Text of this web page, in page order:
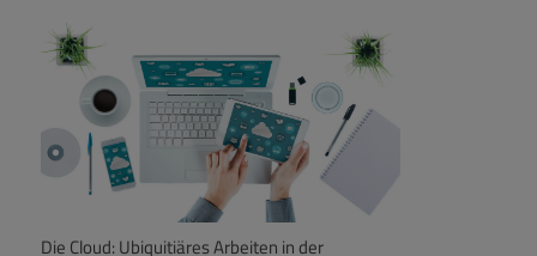
Die Cloud: Ubiquitiäres Arbeiten in der